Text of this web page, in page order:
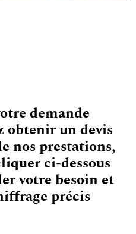
demande
obtenir un devis
nos prestations,
ci-dessous
votre besoin et
précis